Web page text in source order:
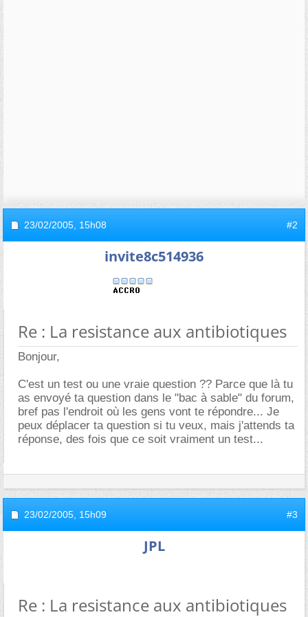
23/02/2005, 15h08 #2
invite8c514936
Re : La resistance aux antibiotiques
Bonjour,
C'est un test ou une vraie question ?? Parce que là tu
as envoyé ta question dans le "bac à sable" du forum,
bref pas l'endroit où les gens vont te répondre... Je
peux déplacer ta question si tu veux, mais j'attends ta
réponse, des fois que ce soit vraiment un test...
23/02/2005, 15h09 #3
JPL
Re : La resistance aux antibiotiques